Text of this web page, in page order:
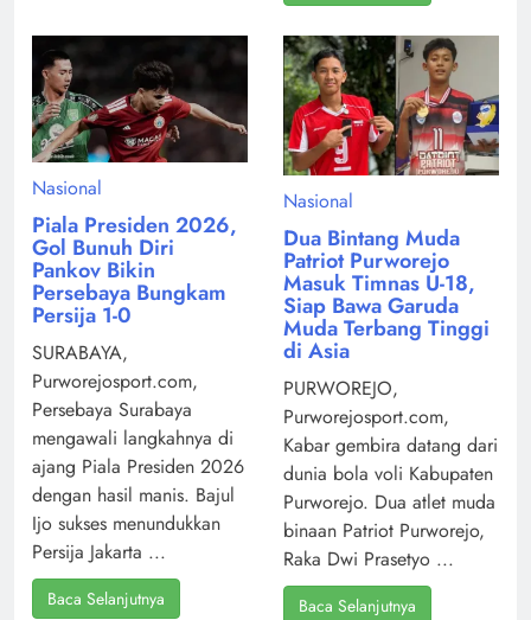
Nasional
Piala Presiden 2026,
Gol Bunuh Diri
Pankov Bikin
Persebaya Bungkam
Persija 1-0
SURABAYA,
Purworejosport.com,
Persebaya Surabaya
mengawali langkahnya di
ajang Piala Presiden 2026
dengan hasil manis. Bajul
Ijo sukses menundukkan
Persija Jakarta ...
Baca Selanjutnya
Nasional
Dua Bintang Muda
Patriot Purworejo
Masuk Timnas U-18,
Siap Bawa Garuda
Muda Terbang Tinggi
di Asia
PURWOREJO,
Purworejosport.com,
Kabar gembira datang dari
dunia bola voli Kabupaten
Purworejo. Dua atlet muda
binaan Patriot Purworejo,
Raka Dwi Prasetyo ...
Baca Selanjutnya